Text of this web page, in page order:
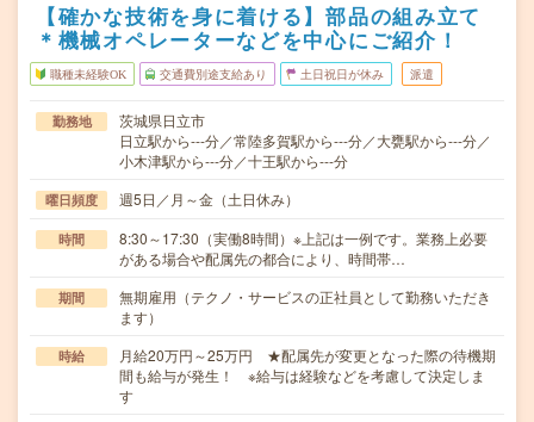
【確かな技術を身に着ける】部品の組み立て
＊機械オペレーターなどを中心にご紹介！
職種未経験OK 交通費別途支給あり 土日祝日が休み 派遣
勤務地
茨城県日立市
日立駅から---分／常陸多賀駅から---分／大甕駅から---分／
小木津駅から---分／十王駅から---分
曜日頻度 週5日／月～金（土日休み）
時間
8:30～17:30（実働8時間）※上記は一例です。業務上必要
がある場合や配属先の都合により、時間帯…
期間
無期雇用（テクノ・サービスの正社員として勤務いただき
ます）
時給
月給20万円～25万円 ★配属先が変更となった際の待機期
間も給与が発生！ ※給与は経験などを考慮して決定しま
す